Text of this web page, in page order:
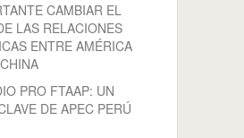
CAMBIAR EL
LAS RELACIONES
ENTRE AMÉRICA
PRO FTAAP: UN
DE APEC PERÚ